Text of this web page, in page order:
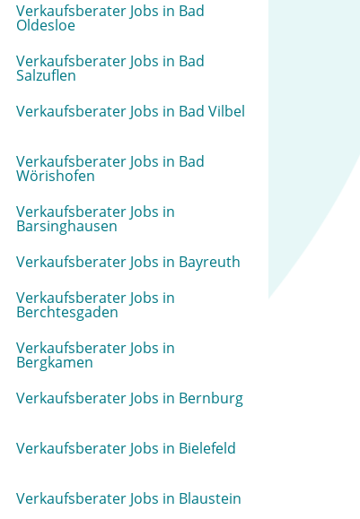
Verkaufsberater Jobs in Bad
Oldesloe
Verkaufsberater Jobs in Bad
Salzuflen
Verkaufsberater Jobs in Bad Vilbel
Verkaufsberater Jobs in Bad
Wörishofen
Verkaufsberater Jobs in
Barsinghausen
Verkaufsberater Jobs in Bayreuth
Verkaufsberater Jobs in
Berchtesgaden
Verkaufsberater Jobs in
Bergkamen
Verkaufsberater Jobs in Bernburg
Verkaufsberater Jobs in Bielefeld
Verkaufsberater Jobs in Blaustein